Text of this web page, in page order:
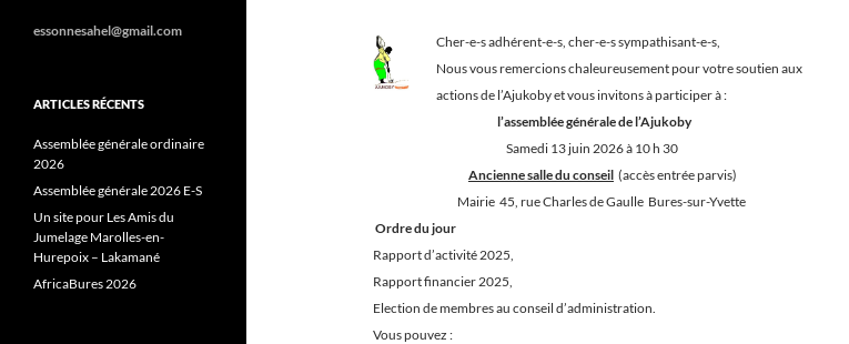
Cher-e-s adhérent-e-s, cher-e-s sympathisant-e-s,
Nous vous remercions chaleureusement pour votre soutien aux
actions de l’Ajukoby et vous invitons à participer à :
l’assemblée générale de l’Ajukoby
Samedi 13 juin 2026 à 10 h 30
Ancienne salle du conseil (accès entrée parvis)
Mairie 45, rue Charles de Gaulle Bures-sur-Yvette
Ordre du jour
Rapport d’activité 2025,
Rapport financier 2025,
Election de membres au conseil d’administration.
Vous pouvez :
essonnesahel@gmail.com
ARTICLES RÉCENTS
Assemblée générale ordinaire
2026
Assemblée générale 2026 E-S
Un site pour Les Amis du
Jumelage Marolles-en-
Hurepoix – Lakamané
AfricaBures 2026